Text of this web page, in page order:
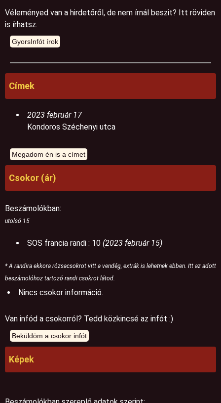
Véleményed van a hirdetőről, de nem írnál beszit? Itt röviden
is írhatsz.
Címek
2023 február 17
Kondoros Széchenyi utca
Csokor (ár)
Beszámolókban:
utolsó 15
SOS francia randi : 10 (2023 február 15)
* A randira ekkora rózsacsokrot vitt a vendég, extrák is lehetnek ebben. Itt az adott
beszámolóhoz tartozó randi csokrot látod.
Nincs csokor információ.
Van infód a csokorról? Tedd közkincsé az infót :)
Képek